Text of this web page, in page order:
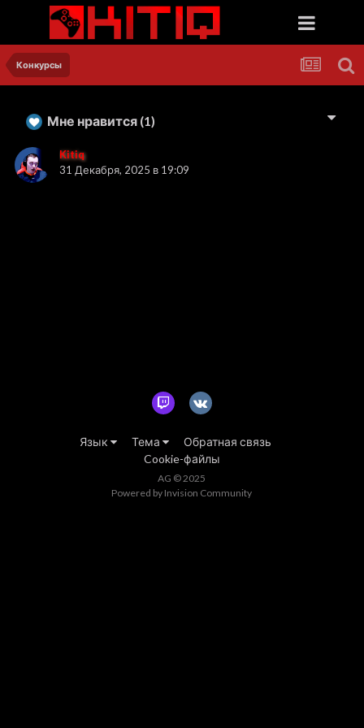
Конкурсы
Мне нравится (1)
Kitiq
31 Декабря, 2025 в 19:09
Язык Тема
Обратная связь
Cookie-файлы
AG © 2025
Powered by Invision Community